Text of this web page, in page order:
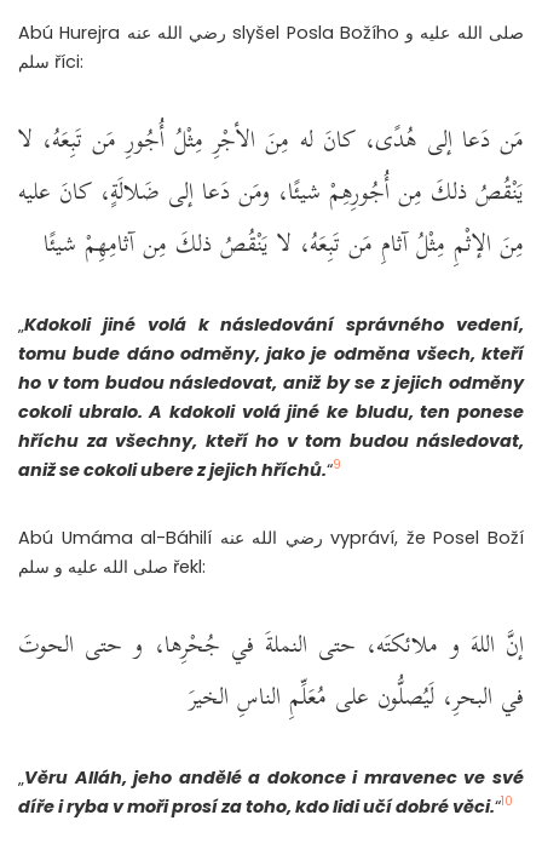
Abú Hurejra رضي الله عنه slyšel Posla Božího صلى الله عليه و
سلم říci:
مَن دَعا إلى هُدًى، كانَ له مِنَ الأجْرِ مِثْلُ أُجُورِ مَن تَبِعَهُ، لا
يَنْقُصُ ذلكَ مِن أُجُورِهِمْ شيئًا، ومَن دَعا إلى ضَلالَةٍ، كانَ عليه
مِنَ الإثْمِ مِثْلُ آثامِ مَن تَبِعَهُ، لا يَنْقُصُ ذلكَ مِن آثامِهِمْ شيئًا
„Kdokoli jiné volá k následování správného vedení,
tomu bude dáno odměny, jako je odměna všech, kteří
ho v tom budou následovat, aniž by se z jejich odměny
cokoli ubralo. A kdokoli volá jiné ke bludu, ten ponese
hříchu za všechny, kteří ho v tom budou následovat,
aniž se cokoli ubere z jejich hříchů.“9
Abú Umáma al-Báhilí رضي الله عنه vypráví, že Posel Boží
صلى الله عليه و سلم řekl:
إنَّ اللهَ و ملائكتَه، حتى النملةَ في جُحْرِها، و حتى الحوتَ
في البحرِ، لَيُصلُّون على مُعَلِّمِ الناسِ الخيرَ
„Věru Alláh, jeho andělé a dokonce i mravenec ve své
díře i ryba v moři prosí za toho, kdo lidi učí dobré věci.“10